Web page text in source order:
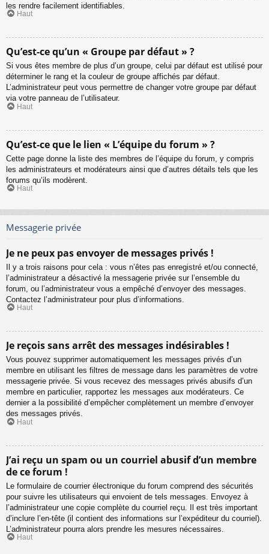
les rendre facilement identifiables.
Haut
Qu’est-ce qu’un « Groupe par défaut » ?
Si vous êtes membre de plus d’un groupe, celui par défaut est utilisé pour
déterminer le rang et la couleur de groupe affichés par défaut.
L’administrateur peut vous permettre de changer votre groupe par défaut
via votre panneau de l’utilisateur.
Haut
Qu’est-ce que le lien « L’équipe du forum » ?
Cette page donne la liste des membres de l’équipe du forum, y compris
les administrateurs et modérateurs ainsi que d’autres détails tels que les
forums qu’ils modèrent.
Haut
Messagerie privée
Je ne peux pas envoyer de messages privés !
Il y a trois raisons pour cela : vous n’êtes pas enregistré et/ou connecté,
l’administrateur a désactivé la messagerie privée sur l’ensemble du
forum, ou l’administrateur vous a empêché d’envoyer des messages.
Contactez l’administrateur pour plus d’informations.
Haut
Je reçois sans arrêt des messages indésirables !
Vous pouvez supprimer automatiquement les messages privés d’un
membre en utilisant les filtres de message dans les paramètres de votre
messagerie privée. Si vous recevez des messages privés abusifs d’un
membre en particulier, rapportez les messages aux modérateurs. Ce
dernier a la possibilité d’empêcher complètement un membre d’envoyer
des messages privés.
Haut
J’ai reçu un spam ou un courriel abusif d’un membre
de ce forum !
Le formulaire de courrier électronique du forum comprend des sécurités
pour suivre les utilisateurs qui envoient de tels messages. Envoyez à
l’administrateur une copie complète du courriel reçu. Il est très important
d’inclure l’en-tête (il contient des informations sur l’expéditeur du courriel).
L’administrateur pourra alors prendre les mesures nécessaires.
Haut